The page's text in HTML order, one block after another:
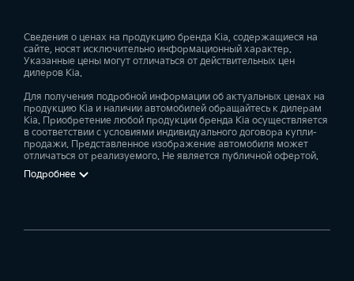
Сведения о ценах на продукцию бренда Kia, содержащиеся на
сайте, носят исключительно информационный характер.
Указанные цены могут отличаться от действительных цен
дилеров Kia.
Для получения подробной информации об актуальных ценах на
продукцию Kia и наличии автомобилей обращайтесь к дилерам
Kia. Приобретение любой продукции бренда Kia осуществляется
в соответствии с условиями индивидуального договора купли-
продажи. Представленное изображение автомобиля может
отличаться от реализуемого. Не является публичной офертой.
Подробнее